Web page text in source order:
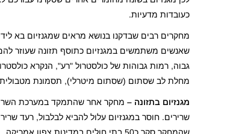
כעובדות מדעיות.
מחקרים רבים שבדקנו בנושא מראים שמגנזיום בא
שאנשים משתמשים במגנזיום כתוסף תזונה שעוזר
מחלת לב שסתום (שסתום מיטרלי), תסמונת
מגנזיום בתזונה – מחקר אחר שהתמקד במערכת
שרירים. חוסר במגנזיום עלול להביא לבלבול, רעד
שהמחקר סקר כ50 בתי חולים במדינות צפון אמריקה.